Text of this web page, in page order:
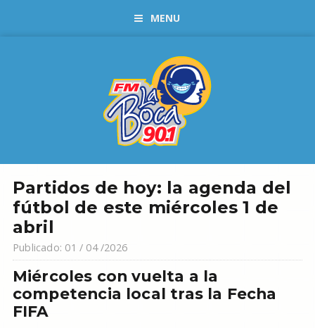
MENU
Partidos de hoy: la agenda del
fútbol de este miércoles 1 de
abril
Publicado: 01 / 04 /2026
Miércoles con vuelta a la
competencia local tras la Fecha
FIFA